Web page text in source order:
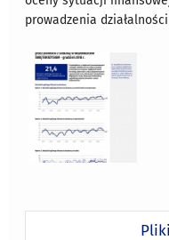
prowadzenia